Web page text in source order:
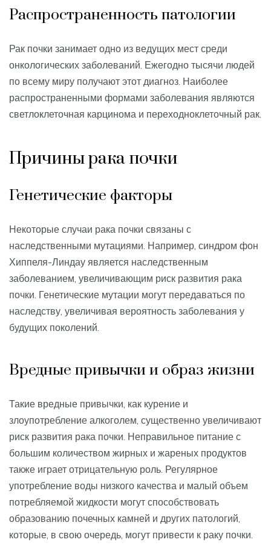
Распространенность патологии
Рак почки занимает одно из ведущих мест среди
онкологических заболеваний. Ежегодно тысячи людей
по всему миру получают этот диагноз. Наиболее
распространенными формами заболевания являются
светлоклеточная карцинома и переходноклеточный рак.
Причины рака почки
Генетические факторы
Некоторые случаи рака почки связаны с
наследственными мутациями. Например, синдром фон
Хиппеля-Линдау является наследственным
заболеванием, увеличивающим риск развития рака
почки. Генетические мутации могут передаваться по
наследству, увеличивая вероятность заболевания у
будущих поколений.
Вредные привычки и образ жизни
Такие вредные привычки, как курение и
злоупотребление алкоголем, существенно увеличивают
риск развития рака почки. Неправильное питание с
большим количеством жирных и жареных продуктов
также играет отрицательную роль. Регулярное
употребление воды низкого качества и малый объем
потребляемой жидкости могут способствовать
образованию почечных камней и других патологий,
которые, в свою очередь, могут привести к раку почки.